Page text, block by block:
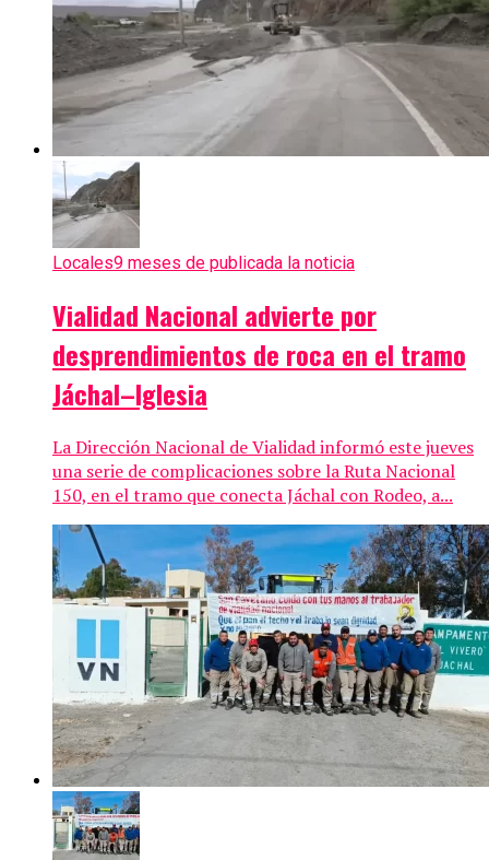
Locales9 meses de publicada la noticia
Vialidad Nacional advierte por
desprendimientos de roca en el tramo
Jáchal–Iglesia
La Dirección Nacional de Vialidad informó este jueves
una serie de complicaciones sobre la Ruta Nacional
150, en el tramo que conecta Jáchal con Rodeo, a...